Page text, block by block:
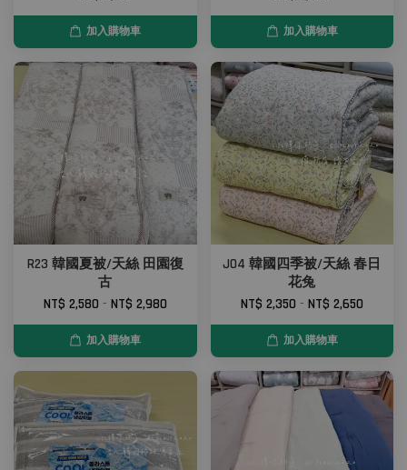
加入購物車 加入購物車
R23 韓國夏被/天絲 田園復
古
NT$ 2,580 - NT$ 2,980
加入購物車
J04 韓國四季被/天絲 春日
花兔
NT$ 2,350 - NT$ 2,650
加入購物車